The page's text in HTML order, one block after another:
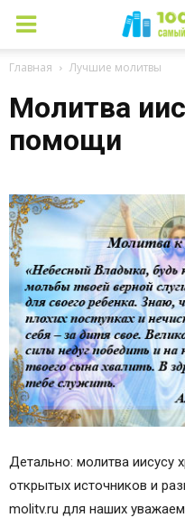
Главная Лучшие молитвы
Молитва
помощи
Детально: молитва иисусу
открытых источников и
molitv.ru для наших